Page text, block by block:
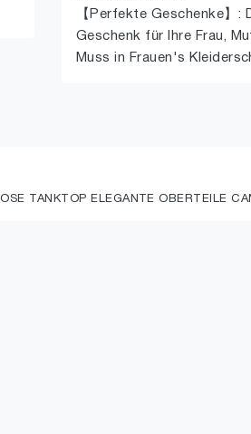
【Perfekte Geschenke】
Geschenk für Ihre Frau,
Muss in Frauen's
TANKTOP ELEGANTE OBERTEILE